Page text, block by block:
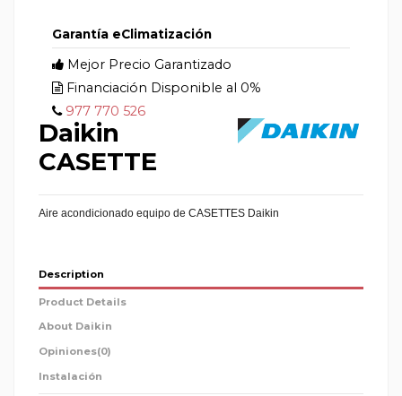
Garantía eClimatización
Mejor Precio Garantizado
Financiación Disponible al 0%
977 770 526
Daikin
CASETTE
Aire acondicionado equipo de CASETTES Daikin
Description
Product Details
About Daikin
Opiniones(0)
Instalación